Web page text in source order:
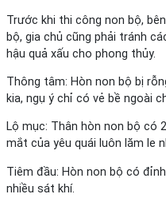
Trước khi thi công non bộ,
bộ, gia chủ cũng phải tránh
hậu quả xấu cho phong thủy.
Thông tâm: Hòn non bộ bị
kia, ngụ ý chỉ có vẻ bề ngoài
Lộ mục: Thân hòn non bộ có
mắt của yêu quái luôn lăm le
Tiêm đầu: Hòn non bộ có
nhiều sát khí.